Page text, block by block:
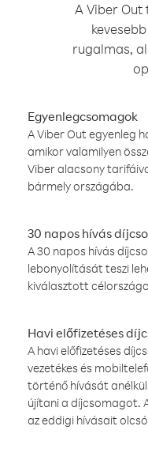
A Viber
rugalmas,
Egyenlegcsomagok
A Viber Out egyenleg
amikor valamilyen
Viber alacsony
bármely országába.
30 napos hívás
A 30 napos hívás
lebonyolítását teszi
kiválasztott
Havi előfizetéses
A havi előfizetéses
vezetékes és
történő hívását
újítani a díjcsomagot.
az eddigi hívásait